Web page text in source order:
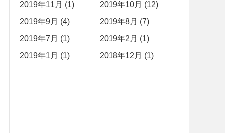
2019年11月 (1)
2019年10月 (12)
2019年9月 (4)
2019年8月 (7)
2019年7月 (1)
2019年2月 (1)
2019年1月 (1)
2018年12月 (1)